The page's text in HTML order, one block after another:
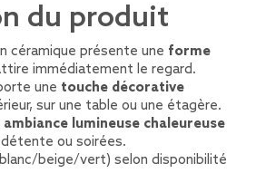
du produit
céramique présente une forme
immédiatement le regard.
une touche décorative
sur une table ou une étagère.
ambiance lumineuse chaleureuse
ou soirées.
beige/vert) selon disponibilité